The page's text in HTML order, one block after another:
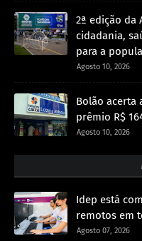
2ª edição da
cidadania,
para a
Agosto 10, 2026
Bolão acerta
prêmio R$
Agosto 10, 2026
Idep está
remotos em
Agosto 07, 2026